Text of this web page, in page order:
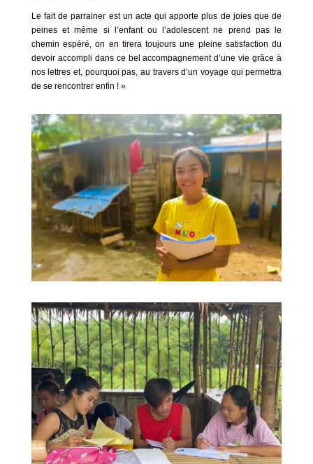
Le fait de parrainer est un acte qui apporte plus de joies que de
peines et même si l’enfant ou l’adolescent ne prend pas le
chemin espéré, on en tirera toujours une pleine satisfaction du
devoir accompli dans ce bel accompagnement d’une vie grâce à
nos lettres et, pourquoi pas, au travers d’un voyage qui permettra
de se rencontrer enfin ! »